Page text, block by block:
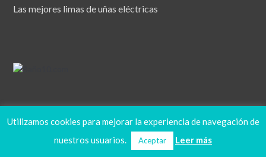
Las mejores limas de uñas eléctricas
© 2026 Baño10.com. Todos los derechos reservados.
Utilizamos cookies para mejorar la experiencia de navegación de
nuestros usuarios.
Aceptar Leer más